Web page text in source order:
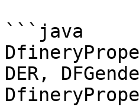
```java
DER,